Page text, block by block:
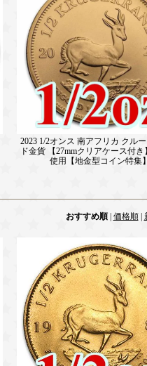
2023 1/2オンス 南アフリカ クル
ド金貨 【27mmクリアケース付
使用【地金型コイン特集】
おすすめ順| 価格順|